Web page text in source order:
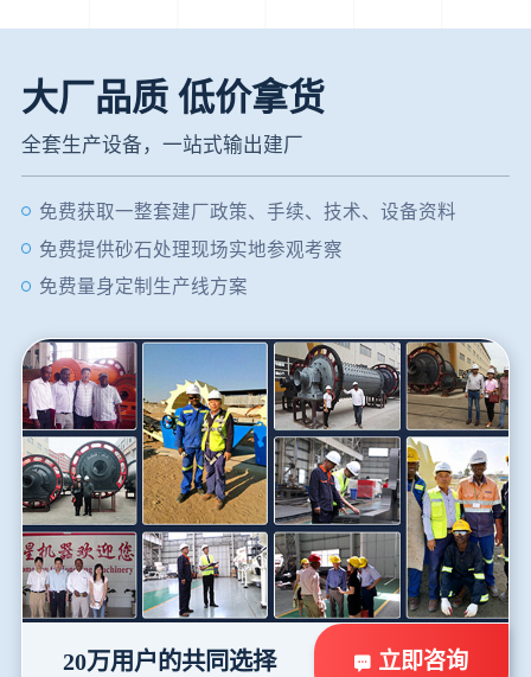
大厂品质 低价拿货
全套生产设备，一站式输出建厂
免费获取一整套建厂政策、手续、技术、设备资料
免费提供砂石处理现场实地参观考察
免费量身定制生产线方案
20万用户的共同选择 立即咨询